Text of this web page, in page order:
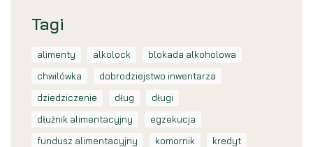
Tagi
alimenty alkolock
blokada alkoholowa
chwilówka
dobrodziejstwo inwentarza
dziedziczenie
dług
długi
dłużnik alimentacyjny
egzekucja
fundusz alimentacyjny
komornik
kredyt